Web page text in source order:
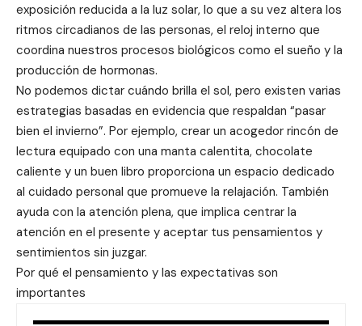
exposición reducida a la luz solar, lo que a su vez altera los
ritmos circadianos de las personas, el reloj interno que
coordina nuestros procesos biológicos como el sueño y la
producción de hormonas.
No podemos dictar cuándo brilla el sol, pero existen varias
estrategias basadas en evidencia que respaldan “pasar
bien el invierno”. Por ejemplo, crear un acogedor rincón de
lectura equipado con una manta calentita, chocolate
caliente y un buen libro proporciona un espacio dedicado
al cuidado personal que promueve la relajación. También
ayuda con la atención plena, que implica centrar la
atención en el presente y aceptar tus pensamientos y
sentimientos sin juzgar.
Por qué el pensamiento y las expectativas son
importantes